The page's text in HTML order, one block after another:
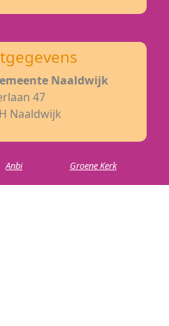
Naaldwijk
47
Naaldwijk
Anbi Groene Kerk